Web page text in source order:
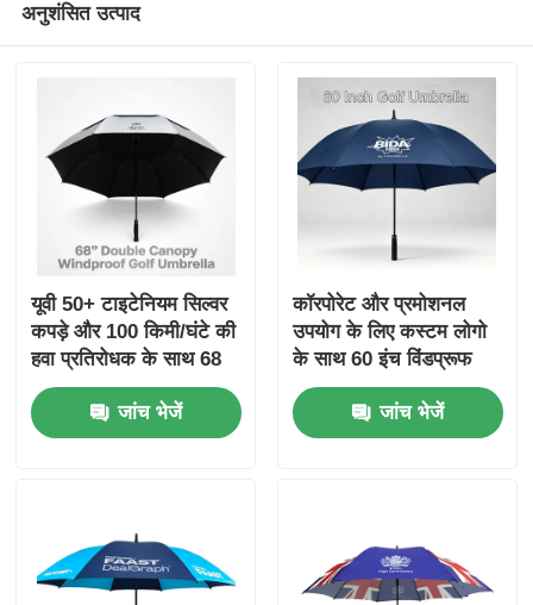
अनुशंसित उत्पाद
यूवी 50+ टाइटेनियम सिल्वर
कपड़े और 100 किमी/घंटे की
हवा प्रतिरोधक के साथ 68
इंच डबल कैनोपी विंडप्रूफ
गोल्फ छाता जांच भेजें
कॉरपोरेट और प्रमोशनल
उपयोग के लिए कस्टम लोगो
के साथ 60 इंच विंडप्रूफ
गोल्फ छाता
जांच भेजें